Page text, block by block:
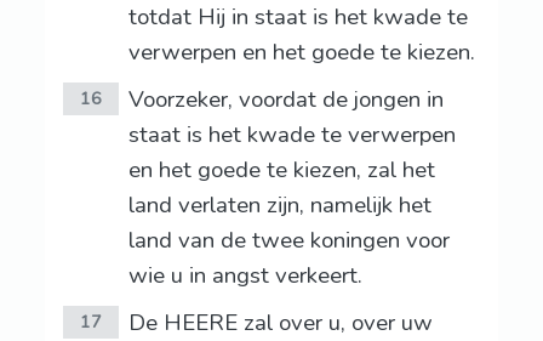
totdat Hij in staat is het kwade te
verwerpen en het goede te kiezen.
16
Voorzeker, voordat de jongen in
staat is het kwade te verwerpen
en het goede te kiezen, zal het
land verlaten zijn, namelijk het
land van de twee koningen voor
wie u in angst verkeert.
17
De HEERE zal over u, over uw